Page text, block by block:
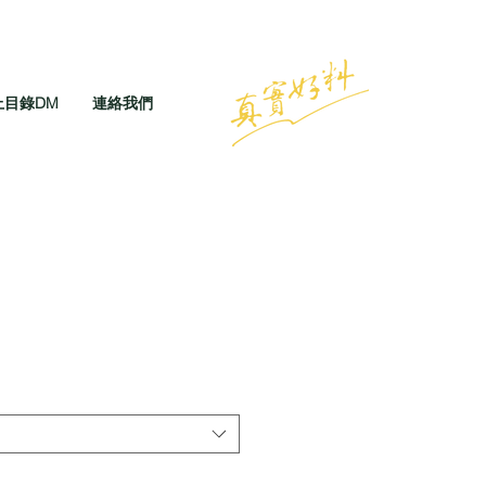
目錄DM 連絡我們